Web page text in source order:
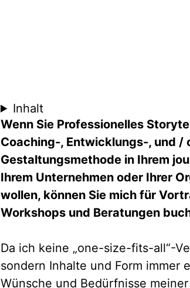
Inhalt
Wenn Sie Professionelles
Coaching-, Entwicklungs-, und /
Gestaltungsmethode in Ihrem
Ihrem Unternehmen oder Ihrer
wollen, können Sie mich für
Workshops und Beratungen
Da ich keine „one-size-fits-all“-
sondern Inhalte und Form immer
Wünsche und Bedürfnisse